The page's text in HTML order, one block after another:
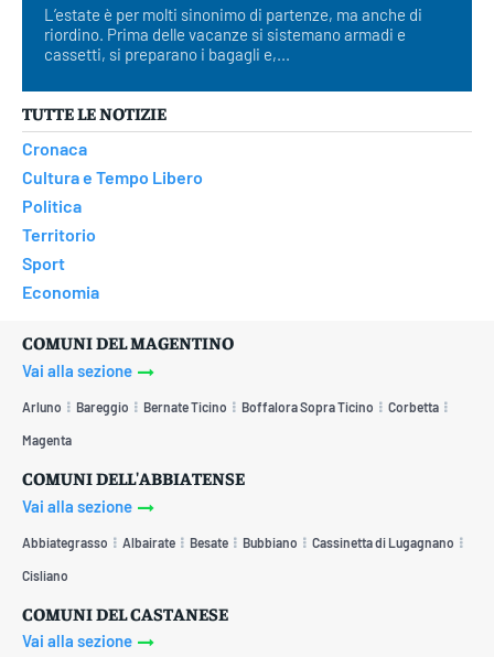
L’estate è per molti sinonimo di partenze, ma anche di
riordino. Prima delle vacanze si sistemano armadi e
cassetti, si preparano i bagagli e,...
TUTTE LE NOTIZIE
Cronaca
Cultura e Tempo Libero
Politica
Territorio
Sport
Economia
COMUNI DEL MAGENTINO
Vai alla sezione
Arluno Bareggio Bernate Ticino Boffalora Sopra Ticino Corbetta
Magenta
COMUNI DELL'ABBIATENSE
Vai alla sezione
Abbiategrasso Albairate Besate Bubbiano Cassinetta di Lugagnano
Cisliano
COMUNI DEL CASTANESE
Vai alla sezione